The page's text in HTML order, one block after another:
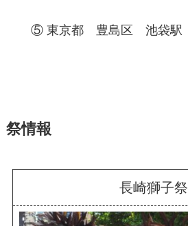
⑤ 東京都 豊島区 池袋駅
祭情報
長崎獅子祭